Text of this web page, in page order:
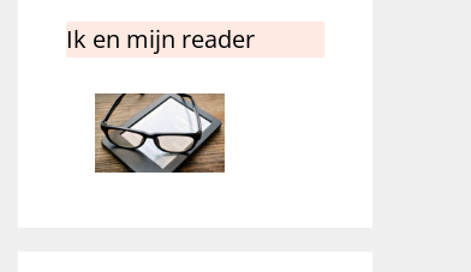
Ik en mijn reader